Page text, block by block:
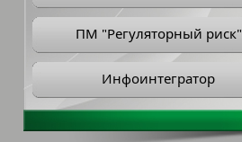
ПМ "Регуляторный риск"
Инфоинтегратор